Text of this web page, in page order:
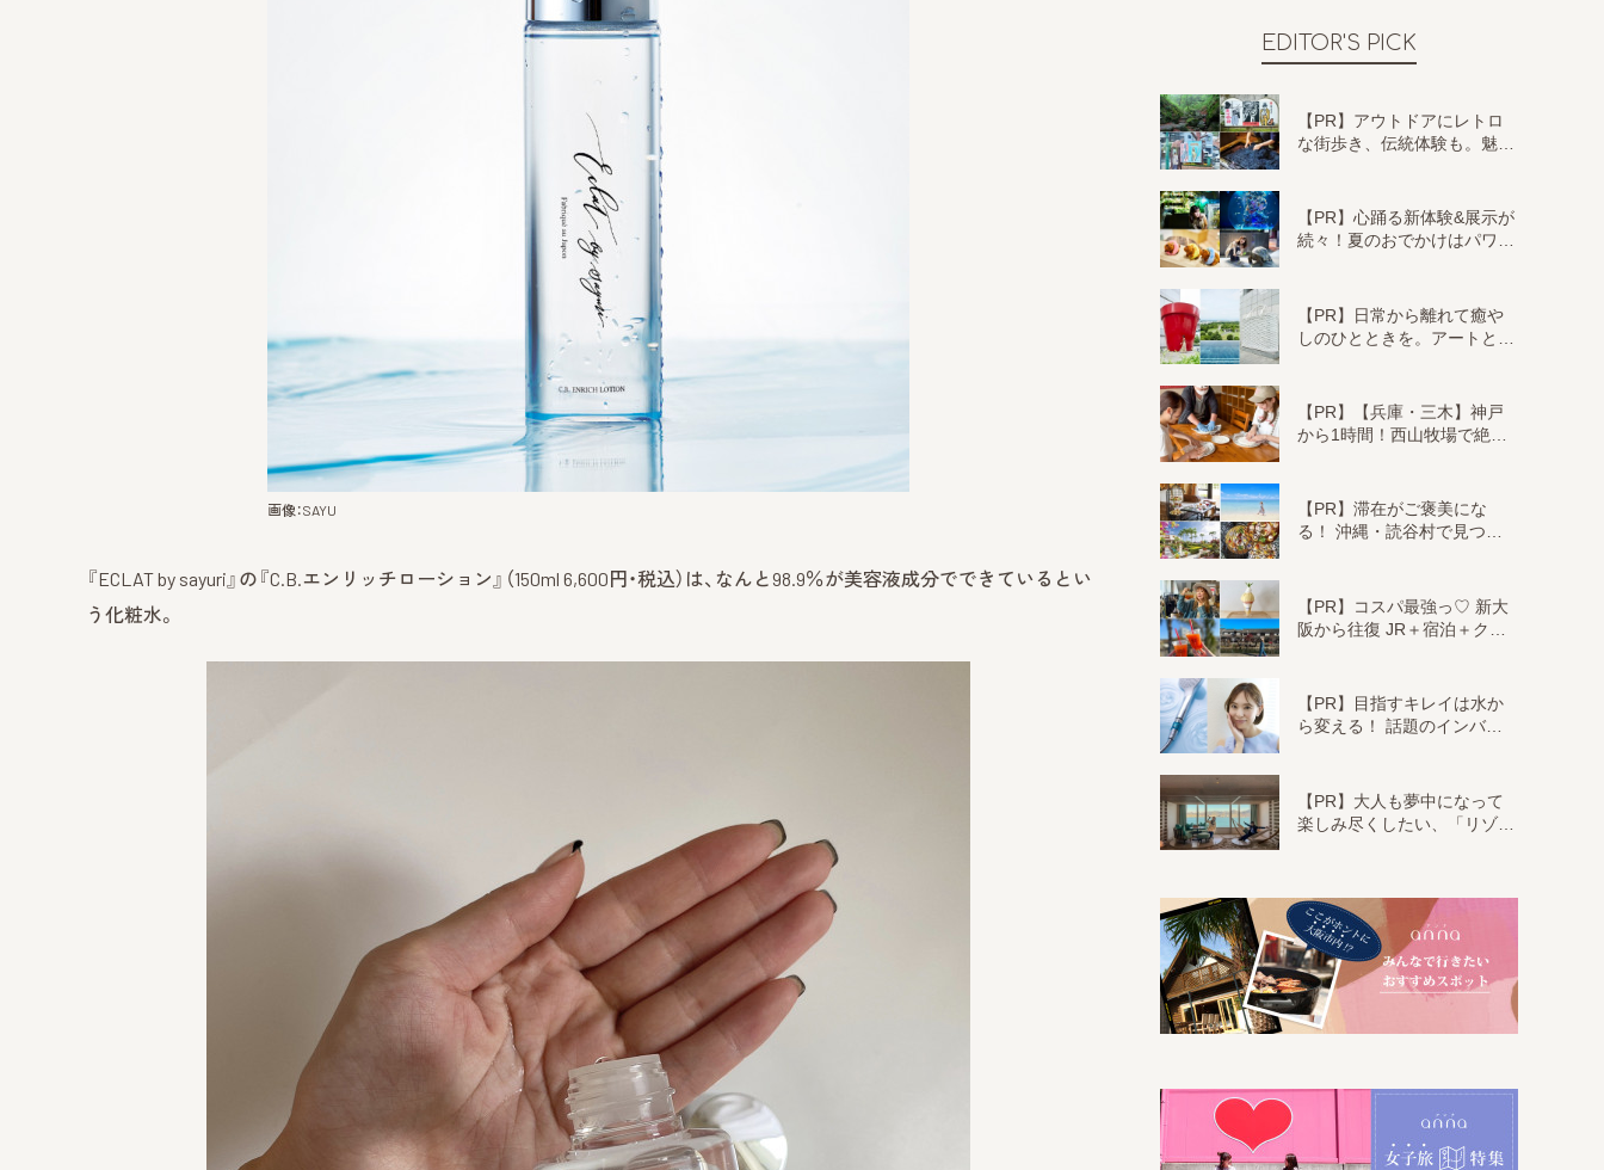
画像：SAYU
『ECLAT by sayuri』の『C.B.エンリッチローション』（150ml 6,600円・税込）は、なんと98.9％が美容液成分でできているとい
う化粧水。
EDITOR'S PICK
【PR】アウトドアにレトロ
な街歩き、伝統体験も。魅…
【PR】心踊る新体験&展示が
続々！夏のおでかけはパワ…
【PR】日常から離れて癒や
しのひとときを。アートと…
【PR】【兵庫・三木】神戸
から1時間！西山牧場で絶…
【PR】滞在がご褒美にな
る！ 沖縄・読谷村で見つ…
【PR】コスパ最強っ♡ 新大
阪から往復 JR＋宿泊＋ク…
【PR】目指すキレイは水か
ら変える！ 話題のインバ…
【PR】大人も夢中になって
楽しみ尽くしたい、「リゾ…